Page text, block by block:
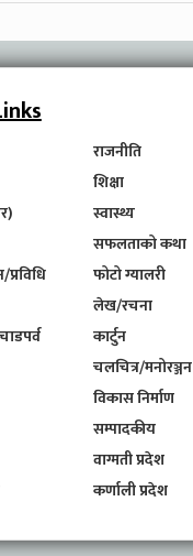
राजनीति
शिक्षा
स्वास्थ्य
सफलताको कथा
फोटो ग्यालरी
लेख/रचना
कार्टुन
चलचित्र/मनोरञ्जन
विकास निर्माण
सम्पादकीय
वाग्मती प्रदेश
कर्णाली प्रदेश